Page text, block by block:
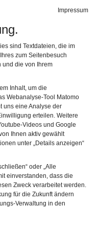
Impressum
sind Textdateien, die im
zum Seitenbesuch
und die von Ihrem
Inhalt, um die
Webanalyse-Tool Matomo
uns eine Analyse der
erteilen. Weitere
Videos und Google
Ihnen aktiv gewählt
unter „Details anzeigen“
oder „Alle
einverstanden, dass die
Zweck verarbeitet werden.
für die Zukunft ändern
Verwaltung in den
de en